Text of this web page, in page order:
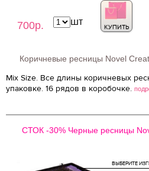
700р. КУПИТЬ
шт
Коричневые ресницы Novel
Mix Size. Все длины коричневых
упаковке. 16 рядов в коробочке.
СТОК -30% Черные ресницы
ВЫБЕРИТЕ